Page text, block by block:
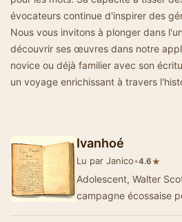
évocateurs continue d'inspirer des
Nous vous invitons à plonger dans
découvrir ses œuvres dans notre
novice ou déjà familier avec son
un voyage enrichissant à travers
Ivanhoé
Lu par Janico•4.6★
Adolescent, Walter
campagne écossaise